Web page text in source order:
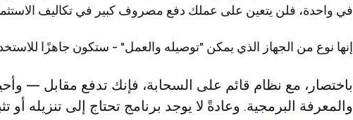
في واحدة، فلن يتعين على عملك دفع مصروف كبير في تكاليف
إنها نوع من الجهاز الذي يمكن "توصيله والعمل" - ستكون جاهزًا
باختصار، مع نظام قائم على السحابة، فإنك تدفع مقابل —
والمعرفة البرمجية. وعادةً لا يوجد برنامج تحتاج إلى تنزيله أو